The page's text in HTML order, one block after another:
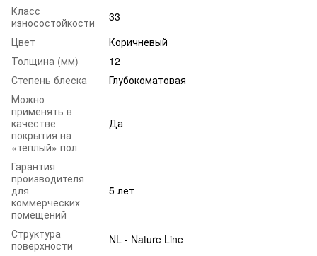
Класс
износостойкости
33
Цвет
Коричневый
Толщина (мм)
12
Степень блеска
Глубокоматовая
Можно
применять в
качестве
покрытия на
«теплый» пол
Да
Гарантия
производителя
для
коммерческих
помещений
5 лет
Структура
поверхности
NL - Nature Line